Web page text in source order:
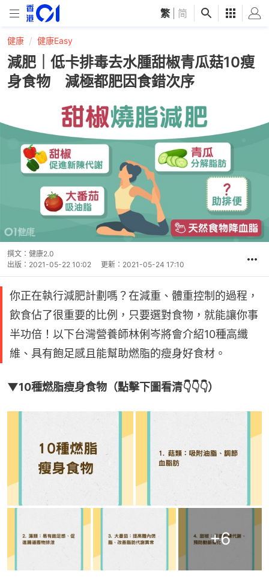
繁 简
健康 健康Easy
減肥｜低卡排毒去水腫甜椒青瓜菇10瘦
身食物 減極都肥因食錯次序
撰文： 健康2.0
出版： 2021-05-22 10:02 更新： 2021-05-24 17:10
你正在執行減肥計劃嗎？在減重、體重控制的過程，
飲食佔了很重要的比例，只要選對食物，就能讓你事
半功倍！以下台灣營養師林俐岑將會介紹10種高纖
維、具有飽足感且能幫助燃脂的瘦身好食材。
▼10種燃脂瘦身食物（點擊下圖看清👇👇👇）
+6